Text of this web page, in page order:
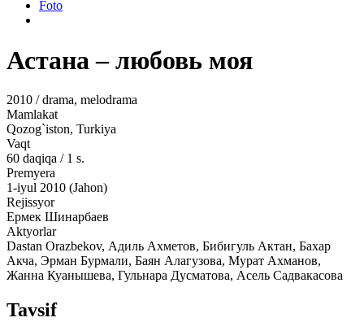
Foto
Астана – любовь моя
2010 / drama, melodrama
Mamlakat
Qozog`iston, Turkiya
Vaqt
60 daqiqa / 1 s.
Premyera
1-iyul 2010 (Jahon)
Rejissyor
Ермек Шинарбаев
Aktyorlar
Dastan Orazbekov, Адиль Ахметов, Бибигуль Актан, Бахар
Акча, Эрман Бурмали, Баян Алагузова, Мурат Ахманов,
Жанна Куанышева, Гульнара Дусматова, Асель Садвакасова
Tavsif